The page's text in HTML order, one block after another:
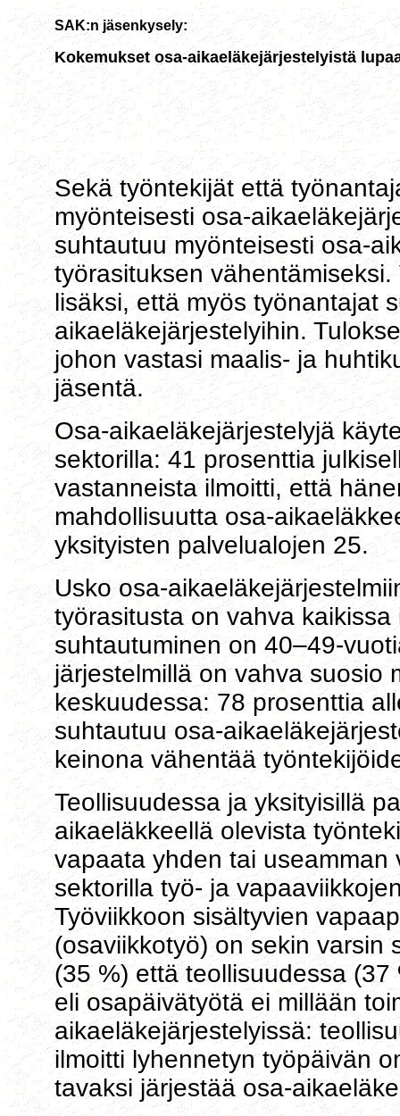
SAK:n jäsenkysely:
Kokemukset osa-aikaeläkejärjestelyistä
Sekä työntekijät että
myönteisesti osa-
suhtautuu myönteisesti osa-
työrasituksen
lisäksi, että myös työnantajat
aikaeläkejärjestelyihin.
johon vastasi maalis- ja
jäsentä.
Osa-aikaeläkejärjestelyjä
sektorilla: 41 prosenttia
vastanneista ilmoitti, että
mahdollisuutta osa-
yksityisten palvelualojen 25.
Usko osa-
työrasitusta on vahva
suhtautuminen on 40–49-
järjestelmillä on vahva suosio
keskuudessa: 78 prosenttia
suhtautuu osa-
keinona vähentää
Teollisuudessa ja yksityisillä
aikaeläkkeellä olevista
vapaata yhden tai useamman
sektorilla työ- ja
Työviikkoon sisältyvien
(osaviikkotyö) on sekin varsin
(35 %) että teollisuudessa
eli osapäivätyötä ei millään
aikaeläkejärjestelyissä:
ilmoitti lyhennetyn työpäivän
tavaksi järjestää osa-